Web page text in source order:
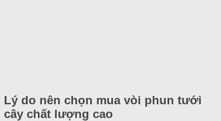
Lý do nên chọn mua vòi phun tưới
cây chất lượng cao